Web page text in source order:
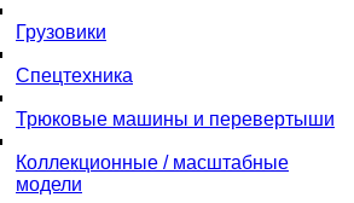
Грузовики
Спецтехника
Трюковые машины и перевертыши
Коллекционные / масштабные
модели